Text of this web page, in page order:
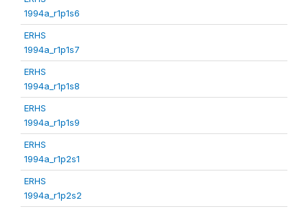
1994a_r1p1s6
ERHS
1994a_r1p1s7
ERHS
1994a_r1p1s8
ERHS
1994a_r1p1s9
ERHS
1994a_r1p2s1
ERHS
1994a_r1p2s2